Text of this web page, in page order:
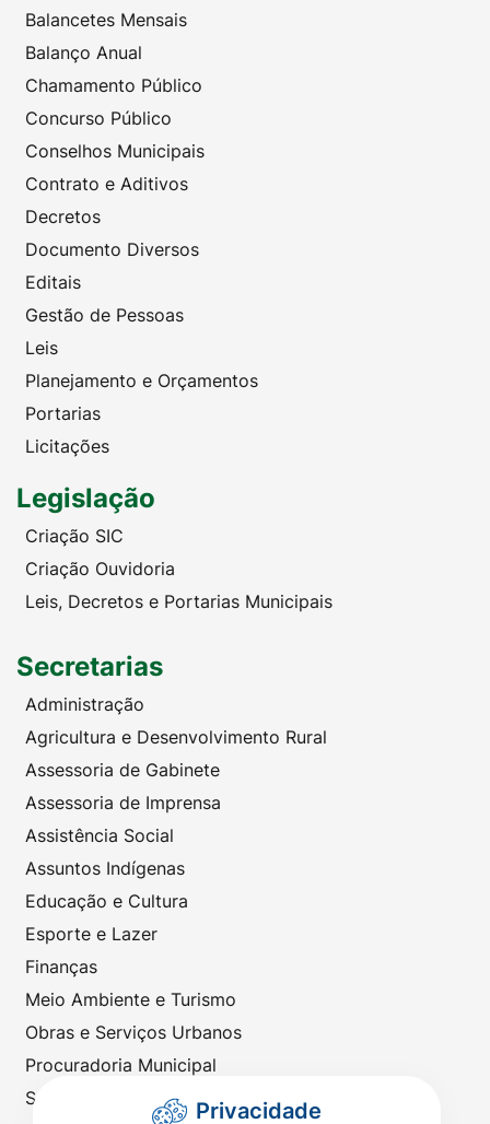
Balancetes Mensais
Balanço Anual
Chamamento Público
Concurso Público
Conselhos Municipais
Contrato e Aditivos
Decretos
Documento Diversos
Editais
Gestão de Pessoas
Leis
Planejamento e Orçamentos
Portarias
Licitações
Legislação
Criação SIC
Criação Ouvidoria
Leis, Decretos e Portarias Municipais
Secretarias
Administração
Agricultura e Desenvolvimento Rural
Assessoria de Gabinete
Assessoria de Imprensa
Assistência Social
Assuntos Indígenas
Educação e Cultura
Esporte e Lazer
Finanças
Meio Ambiente e Turismo
Obras e Serviços Urbanos
Procuradoria Municipal
Saúde
Privacidade